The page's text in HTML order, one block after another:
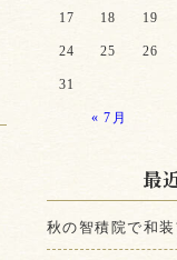
« 7月
17 18 19
24 25 26
31
最
秋の智積院で和装